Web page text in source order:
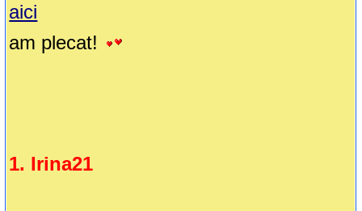
aici
am plecat!
1. Irina21